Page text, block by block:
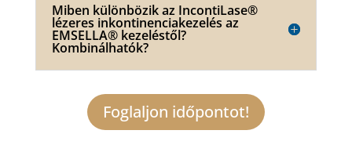
Miben különbözik az IncontiLase®
lézeres inkontinenciakezelés az
EMSELLA® kezeléstől?
Kombinálhatók?
Foglaljon időpontot!